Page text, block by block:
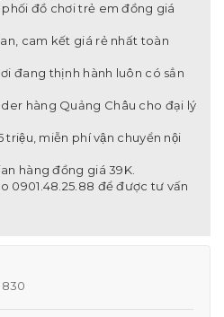
đồ chơi trẻ em đồng giá
cam kết giá rẻ nhất toàn
đang thịnh hành luôn có sẳn
hàng Quảng Châu cho đại lý
triệu, miễn phí vận chuyển nội
hàng đồng giá 39K.
0901.48.25.88 để được tư vấn
830